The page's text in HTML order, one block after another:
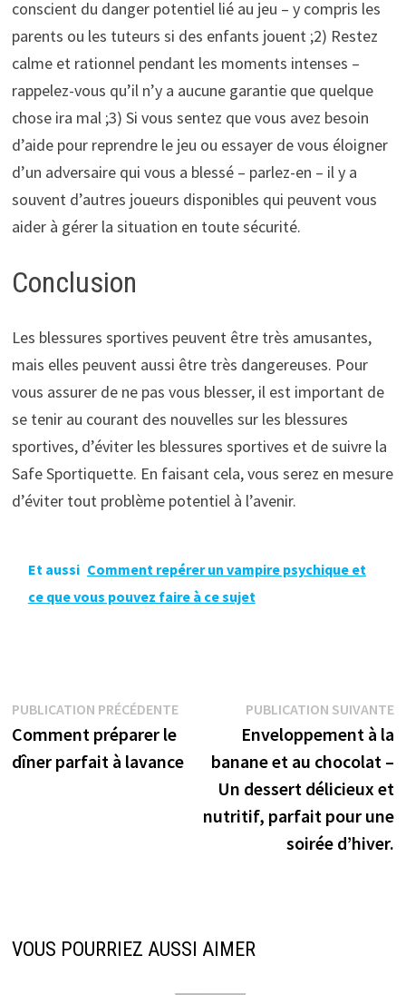
conscient du danger potentiel lié au jeu – y compris les
parents ou les tuteurs si des enfants jouent ;2) Restez
calme et rationnel pendant les moments intenses –
rappelez-vous qu’il n’y a aucune garantie que quelque
chose ira mal ;3) Si vous sentez que vous avez besoin
d’aide pour reprendre le jeu ou essayer de vous éloigner
d’un adversaire qui vous a blessé – parlez-en – il y a
souvent d’autres joueurs disponibles qui peuvent vous
aider à gérer la situation en toute sécurité.
Conclusion
Les blessures sportives peuvent être très amusantes,
mais elles peuvent aussi être très dangereuses. Pour
vous assurer de ne pas vous blesser, il est important de
se tenir au courant des nouvelles sur les blessures
sportives, d’éviter les blessures sportives et de suivre la
Safe Sportiquette. En faisant cela, vous serez en mesure
d’éviter tout problème potentiel à l’avenir.
Et aussi Comment repérer un vampire psychique et
ce que vous pouvez faire à ce sujet
Navigation
de
l’article
PUBLICATION PRÉCÉDENTEPublication
précédente :
Comment préparer le
dîner parfait à lavance
PUBLICATION SUIVANTE
Enveloppement à la
banane et au chocolat –
Un dessert délicieux et
nutritif, parfait pour une
soirée d’hiver.
VOUS POURRIEZ AUSSI AIMER